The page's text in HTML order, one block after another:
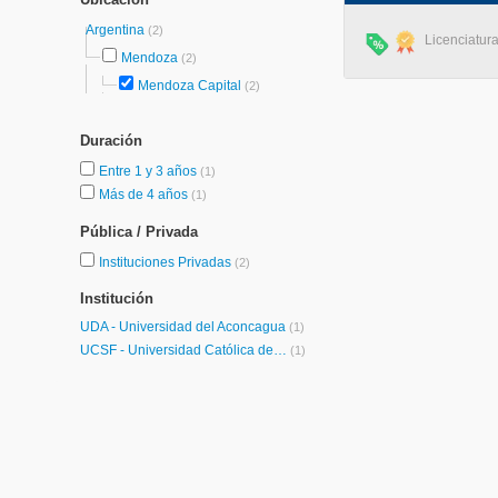
Argentina (2)
Mendoza (2)
Mendoza Capital (2)
Duración
Entre 1 y 3 años (1)
Más de 4 años (1)
Pública / Privada
Instituciones Privadas (2)
Institución
UDA - Universidad del Aconcagua (1)
UCSF - Universidad Católica de Santa Fe (1)